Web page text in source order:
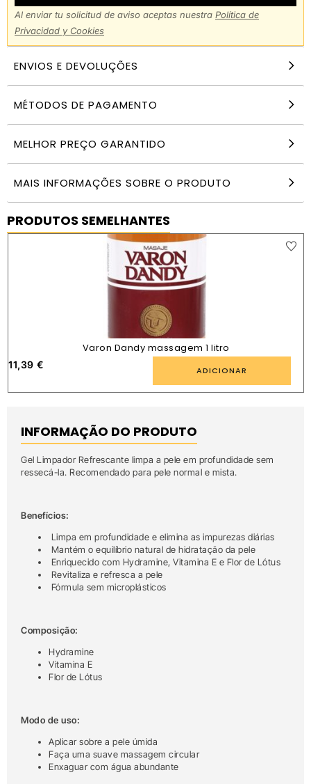
Al enviar tu solicitud de aviso aceptas nuestra Política de
Privacidad y Cookies
ENVIOS E DEVOLUÇÕES
MÉTODOS DE PAGAMENTO
MELHOR PREÇO GARANTIDO
MAIS INFORMAÇÕES SOBRE O PRODUTO
PRODUTOS SEMELHANTES
Varon Dandy massagem 1 litro
11,39 € ADICIONAR
INFORMAÇÃO DO PRODUTO
Gel Limpador Refrescante limpa a pele em profundidade sem
ressecá-la. Recomendado para pele normal e mista.
Benefícios:
Limpa em profundidade e elimina as impurezas diárias
Mantém o equilíbrio natural de hidratação da pele
Enriquecido com Hydramine, Vitamina E e Flor de Lótus
Revitaliza e refresca a pele
Fórmula sem microplásticos
Composição:
Hydramine
Vitamina E
Flor de Lótus
Modo de uso:
Aplicar sobre a pele úmida
Faça uma suave massagem circular
Enxaguar com água abundante